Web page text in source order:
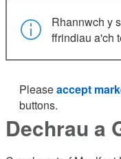
Rhannwch y
ffrindiau a'ch
Pleaseaccept
buttons.
Dechrau a